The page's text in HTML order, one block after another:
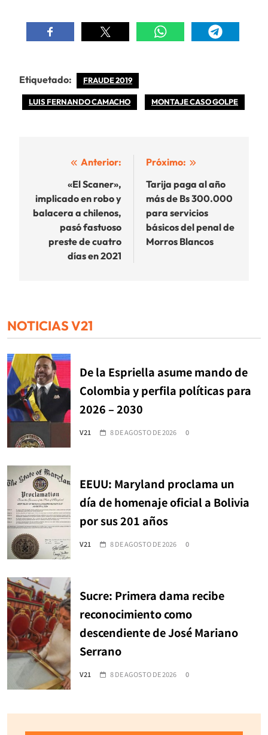
Etiquetado: FRAUDE 2019
LUIS FERNANDO CAMACHO MONTAJE CASO GOLPE
Navegación
entradas
Anterior:
«El Scaner»,
implicado en robo y
balacera a chilenos,
pasó fastuoso
preste de cuatro
días en 2021
Próximo:
Tarija paga al año
más de Bs 300.000
para servicios
básicos del penal de
Morros Blancos
NOTICIAS V21
De la Espriella asume mando de
Colombia y perfila políticas para
2026 – 2030
V21 8 DE AGOSTO DE 2026 0
EEUU: Maryland proclama un
día de homenaje oficial a Bolivia
por sus 201 años
V21 8 DE AGOSTO DE 2026 0
Sucre: Primera dama recibe
reconocimiento como
descendiente de José Mariano
Serrano
V21 8 DE AGOSTO DE 2026 0